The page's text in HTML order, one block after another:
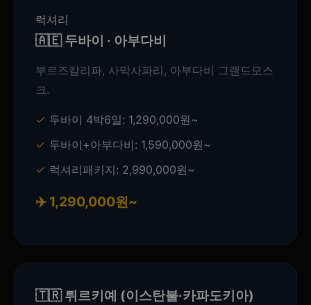
럭셔리
🇦🇪 두바이 · 아부다비
부르즈칼리파, 사막사파리, 아부다비 그랜드모스
크.
두바이 4박6일: 1,290,000원~
두바이+아부다비: 1,590,000원~
럭셔리패키지: 2,990,000원~
✈️ 1,290,000원~
🇹🇷 튀르키예 (이스탄불·카파도키아)